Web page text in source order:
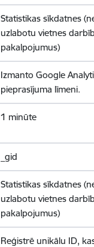
Statistikas sīkdatnes
uzlabotu vietnes
pakalpojumus)
Izmanto Google
pieprasījuma līmeni.
1 minūte
_gid
Statistikas sīkdatnes
uzlabotu vietnes
pakalpojumus)
Reģistrē unikālu ID,